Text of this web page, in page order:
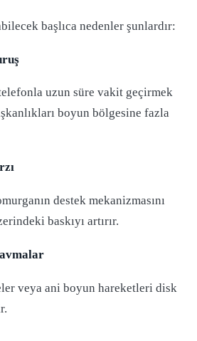
başlıca nedenler şunlardır:
uzun süre vakit geçirmek
boyun bölgesine fazla
destek mekanizmasını
baskıyı artırır.
veya ani boyun hareketleri disk